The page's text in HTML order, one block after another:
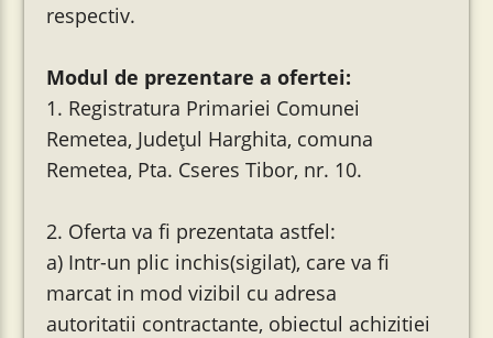
respectiv.
Modul de prezentare a ofertei:
1. Registratura Primariei Comunei
Remetea, Județul Harghita, comuna
Remetea, Pta. Cseres Tibor, nr. 10.
2. Oferta va fi prezentata astfel:
a) Intr-un plic inchis(sigilat), care va fi
marcat in mod vizibil cu adresa
autoritatii contractante, obiectul achizitiei